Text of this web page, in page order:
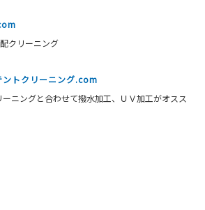
クリーニング
ントクリーニング.com
ニングと合わせて撥水加工、ＵＶ加工がオスス